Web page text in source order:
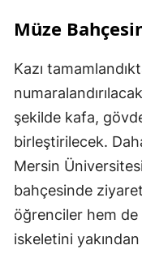
Müze
Kazı
şekilde kafa,
birleştirilecek.
Mersin
bahçesinde
öğrenciler hem de
iskeletini